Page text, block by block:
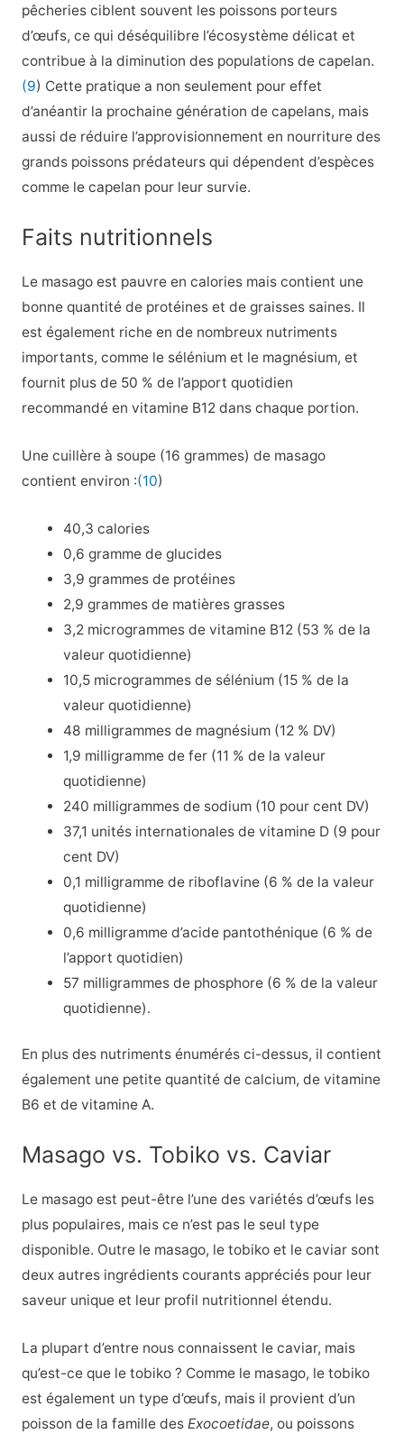
pêcheries ciblent souvent les poissons porteurs
d’œufs, ce qui déséquilibre l’écosystème délicat et
contribue à la diminution des populations de capelan.
(9) Cette pratique a non seulement pour effet
d’anéantir la prochaine génération de capelans, mais
aussi de réduire l’approvisionnement en nourriture des
grands poissons prédateurs qui dépendent d’espèces
comme le capelan pour leur survie.
Faits nutritionnels
Le masago est pauvre en calories mais contient une
bonne quantité de protéines et de graisses saines. Il
est également riche en de nombreux nutriments
importants, comme le sélénium et le magnésium, et
fournit plus de 50 % de l’apport quotidien
recommandé en vitamine B12 dans chaque portion.
Une cuillère à soupe (16 grammes) de masago
contient environ :(10)
40,3 calories
0,6 gramme de glucides
3,9 grammes de protéines
2,9 grammes de matières grasses
3,2 microgrammes de vitamine B12 (53 % de la
valeur quotidienne)
10,5 microgrammes de sélénium (15 % de la
valeur quotidienne)
48 milligrammes de magnésium (12 % DV)
1,9 milligramme de fer (11 % de la valeur
quotidienne)
240 milligrammes de sodium (10 pour cent DV)
37,1 unités internationales de vitamine D (9 pour
cent DV)
0,1 milligramme de riboflavine (6 % de la valeur
quotidienne)
0,6 milligramme d’acide pantothénique (6 % de
l’apport quotidien)
57 milligrammes de phosphore (6 % de la valeur
quotidienne).
En plus des nutriments énumérés ci-dessus, il contient
également une petite quantité de calcium, de vitamine
B6 et de vitamine A.
Masago vs. Tobiko vs. Caviar
Le masago est peut-être l’une des variétés d’œufs les
plus populaires, mais ce n’est pas le seul type
disponible. Outre le masago, le tobiko et le caviar sont
deux autres ingrédients courants appréciés pour leur
saveur unique et leur profil nutritionnel étendu.
La plupart d’entre nous connaissent le caviar, mais
qu’est-ce que le tobiko ? Comme le masago, le tobiko
est également un type d’œufs, mais il provient d’un
poisson de la famille des Exocoetidae, ou poissons